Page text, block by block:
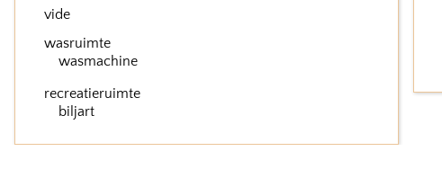
vide
wasruimte
wasmachine
recreatieruimte
biljart